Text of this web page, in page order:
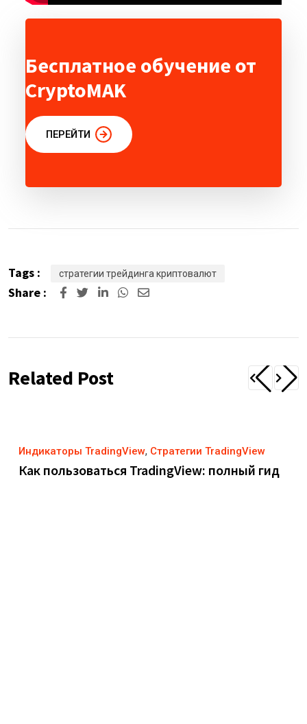
Бесплатное обучение от
CryptoMAK
ПЕРЕЙТИ
Tags : стратегии трейдинга криптовалют
Share :
Related Post
Индикаторы TradingView, Стратегии TradingView
Как пользоваться TradingView: полный гид